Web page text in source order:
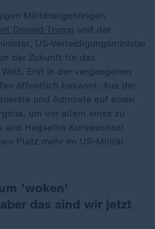
Militärangehörigen
Donald Trump und der
US-Verteidigungsminister
der Zukunft für das
Erst in der vergangenen
öffentlich bekannt. Aus der
und Admirale auf einen
um vor allem eines zu
und Hegseths Kurswechsel
Platz mehr im US-Militär.
'woken'
das sind wir jetzt